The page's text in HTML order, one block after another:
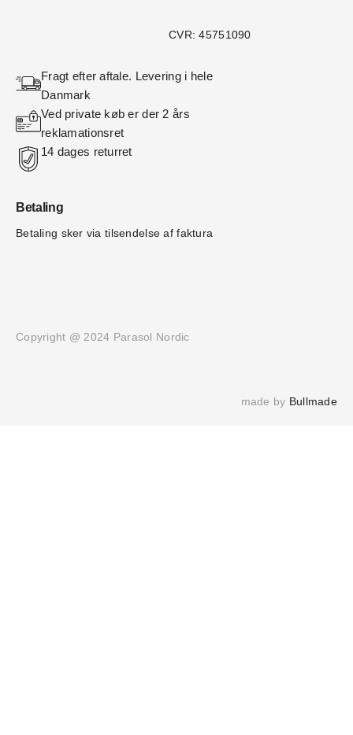
CVR: 45751090
Fragt efter aftale. Levering i hele
Danmark
Ved private køb er der 2 års
reklamationsret
14 dages returret
Betaling
Betaling sker via tilsendelse af faktura
Copyright @ 2024 Parasol Nordic
made by Bullmade